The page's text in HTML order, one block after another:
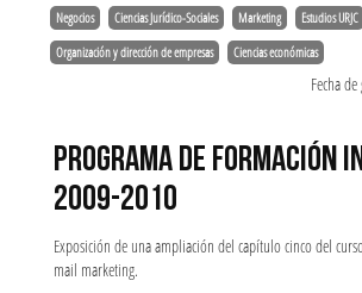
Negocios Ciencias Jurídico-Sociales Marketing Estudios URJC
Organización y dirección de empresas Ciencias económicas
Fecha
PROGRAMA DE FORMACIÓN
2009-2010
Exposición de una ampliación del capítulo cinco del
mail marketing.